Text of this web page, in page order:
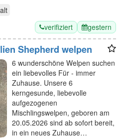
alt
verifiziert gestern
Shepherd welpen
6 wunderschöne Welpen suchen
ein liebevolles Für - immer
Zuhause. Unsere 6
kerngesunde, liebevolle
aufgezogenen
Mischlingswelpen, geboren am
20.05.2026 sind ab sofort bereit,
in ein neues Zuhause…